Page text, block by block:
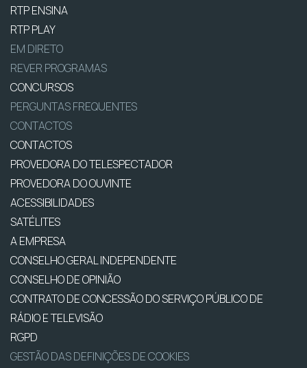
RTP ENSINA
RTP PLAY
EM DIRETO
REVER PROGRAMAS
CONCURSOS
PERGUNTAS FREQUENTES
CONTACTOS
CONTACTOS
PROVEDORA DO TELESPECTADOR
PROVEDORA DO OUVINTE
ACESSIBILIDADES
SATÉLITES
A EMPRESA
CONSELHO GERAL INDEPENDENTE
CONSELHO DE OPINIÃO
CONTRATO DE CONCESSÃO DO SERVIÇO PÚBLICO DE
RÁDIO E TELEVISÃO
RGPD
GESTÃO DAS DEFINIÇÕES DE COOKIES